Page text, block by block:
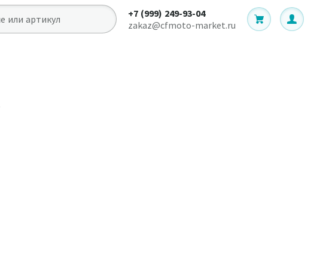
+7 (999) 249-93-04
zakaz@cfmoto-market.ru